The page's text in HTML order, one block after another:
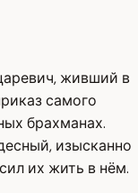
живший в
самого
брахманах.
изысканно
их жить в нём.